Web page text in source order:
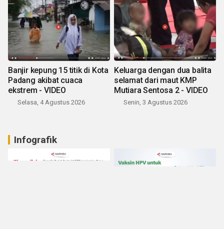
Banjir kepung 15 titik di Kota
Padang akibat cuaca
ekstrem - VIDEO
Selasa, 4 Agustus 2026
Keluarga dengan dua balita
selamat dari maut KMP
Mutiara Sentosa 2 - VIDEO
Senin, 3 Agustus 2026
Infografik